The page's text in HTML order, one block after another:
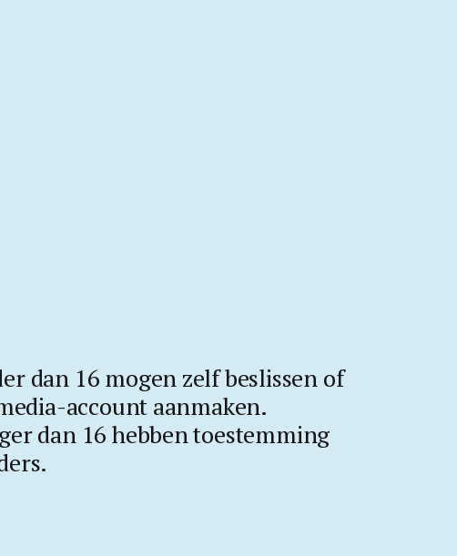
dan 16 mogen zelf beslissen of
account aanmaken.
dan 16 hebben toestemming